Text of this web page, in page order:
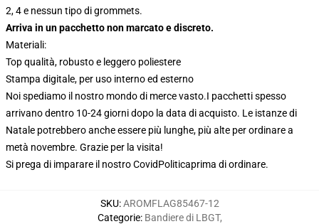
2, 4 e nessun tipo di grommets.
Arriva in un pacchetto non marcato e discreto.
Materiali:
Top qualità, robusto e leggero poliestere
Stampa digitale, per uso interno ed esterno
Noi spediamo il nostro mondo di merce vasto.I pacchetti spesso
arrivano dentro 10-24 giorni dopo la data di acquisto. Le istanze di
Natale potrebbero anche essere più lunghe, più alte per ordinare a
metà novembre. Grazie per la visita!
Si prega di imparare il nostro CovidPoliticaprima di ordinare.
SKU:AROMFLAG85467-12
Categorie: Bandiere di LBGT,